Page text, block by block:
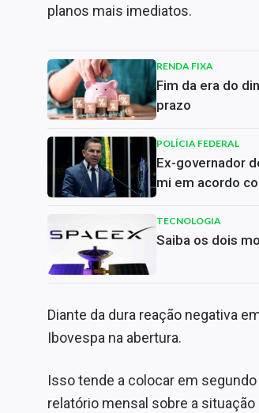
planos mais imediatos.
RENDA FIXA
Fim da era do
prazo
POLÍCIA FEDERAL
Ex-governador
mi em acordo
TECNOLOGIA
Saiba os dois
Diante da dura reação negativa
Ibovespa na abertura.
Isso tende a colocar em
relatório mensal sobre a